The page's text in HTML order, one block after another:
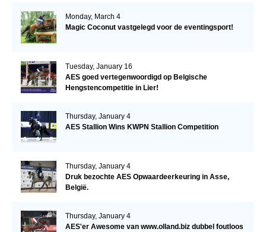
Monday, March 4
Magic Coconut vastgelegd voor de eventingsport!
Tuesday, January 16
AES goed vertegenwoordigd op Belgische
Hengstencompetitie in Lier!
Thursday, January 4
AES Stallion Wins KWPN Stallion Competition
Thursday, January 4
Druk bezochte AES Opwaardeerkeuring in Asse,
België.
Thursday, January 4
AES'er Awesome van www.olland.biz dubbel foutloos